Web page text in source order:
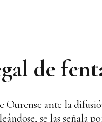
de
ante la
se las